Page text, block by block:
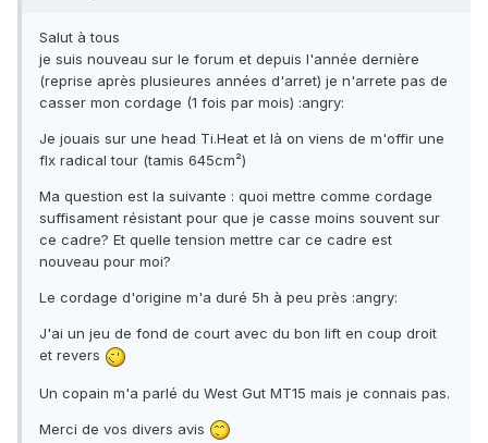
Salut à tous
je suis nouveau sur le forum et depuis l'année dernière
(reprise après plusieures années d'arret) je n'arrete pas de
casser mon cordage (1 fois par mois) :angry:
Je jouais sur une head Ti.Heat et là on viens de m'offir une
flx radical tour (tamis 645cm²)
Ma question est la suivante : quoi mettre comme cordage
suffisament résistant pour que je casse moins souvent sur
ce cadre? Et quelle tension mettre car ce cadre est
nouveau pour moi?
Le cordage d'origine m'a duré 5h à peu près :angry:
J'ai un jeu de fond de court avec du bon lift en coup droit
et revers
Un copain m'a parlé du West Gut MT15 mais je connais pas.
Merci de vos divers avis